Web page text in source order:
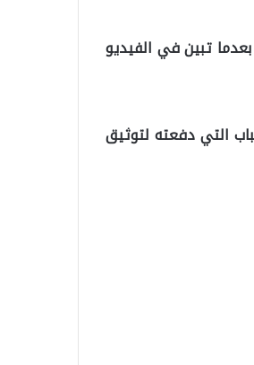
تبين في الفيديو
التي دفعته لتوثيق